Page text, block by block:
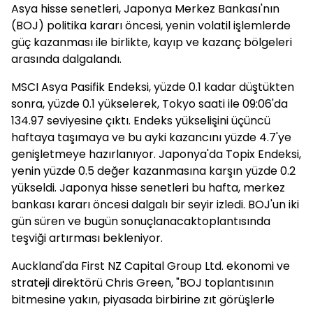
Asya hisse senetleri, Japonya Merkez Bankası'nın
(BOJ) politika kararı öncesi, yenin volatil işlemlerde
güç kazanması ile birlikte, kayıp ve kazanç bölgeleri
arasında dalgalandı.
MSCI Asya Pasifik Endeksi, yüzde 0.1 kadar düştükten
sonra, yüzde 0.1 yükselerek, Tokyo saati ile 09:06'da
134.97 seviyesine çıktı. Endeks yükselişini üçüncü
haftaya taşımaya ve bu ayki kazancını yüzde 4.7'ye
genişletmeye hazırlanıyor. Japonya'da Topix Endeksi,
yenin yüzde 0.5 değer kazanmasına karşın yüzde 0.2
yükseldi. Japonya hisse senetleri bu hafta, merkez
bankası kararı öncesi dalgalı bir seyir izledi. BOJ'un iki
gün süren ve bugün sonuçlanacaktoplantısında
teşviği artırması bekleniyor.
Auckland'da First NZ Capital Group Ltd. ekonomi ve
strateji direktörü Chris Green, "BOJ toplantısının
bitmesine yakın, piyasada birbirine zıt görüşlerle